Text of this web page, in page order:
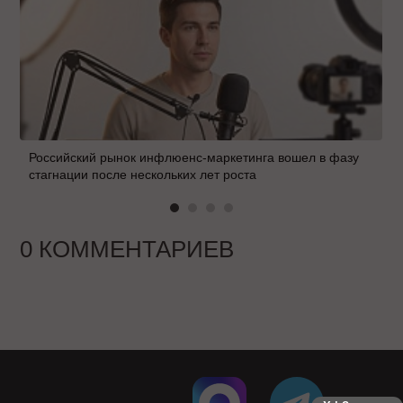
Российский рынок инфлюенс-маркетинга вошел в фазу
стагнации после нескольких лет роста
0 КОММЕНТАРИЕВ